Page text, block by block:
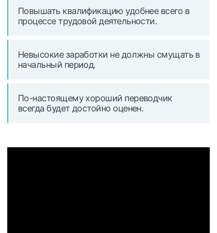
Повышать квалификацию удобнее всего в
процессе трудовой деятельности.
Невысокие заработки не должны смущать в
начальный период.
По-настоящему хороший переводчик
всегда будет достойно оценен.